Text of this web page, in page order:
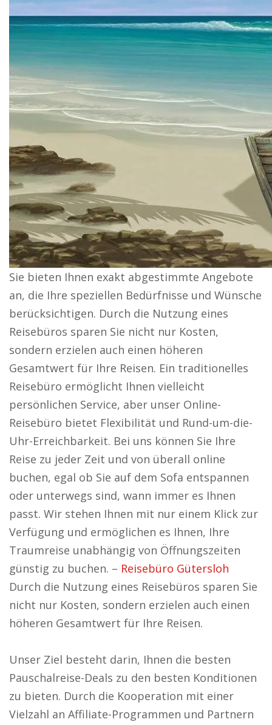
Sie bieten Ihnen exakt abgestimmte Angebote
an, die Ihre speziellen Bedürfnisse und Wünsche
berücksichtigen. Durch die Nutzung eines
Reisebüros sparen Sie nicht nur Kosten,
sondern erzielen auch einen höheren
Gesamtwert für Ihre Reisen. Ein traditionelles
Reisebüro ermöglicht Ihnen vielleicht
persönlichen Service, aber unser Online-
Reisebüro bietet Flexibilität und Rund-um-die-
Uhr-Erreichbarkeit. Bei uns können Sie Ihre
Reise zu jeder Zeit und von überall online
buchen, egal ob Sie auf dem Sofa entspannen
oder unterwegs sind, wann immer es Ihnen
passt. Wir stehen Ihnen mit nur einem Klick zur
Verfügung und ermöglichen es Ihnen, Ihre
Traumreise unabhängig von Öffnungszeiten
günstig zu buchen. – Reisebüro Gütersloh
Durch die Nutzung eines Reisebüros sparen Sie
nicht nur Kosten, sondern erzielen auch einen
höheren Gesamtwert für Ihre Reisen.
Unser Ziel besteht darin, Ihnen die besten
Pauschalreise-Deals zu den besten Konditionen
zu bieten. Durch die Kooperation mit einer
Vielzahl an Affiliate-Programmen und Partnern